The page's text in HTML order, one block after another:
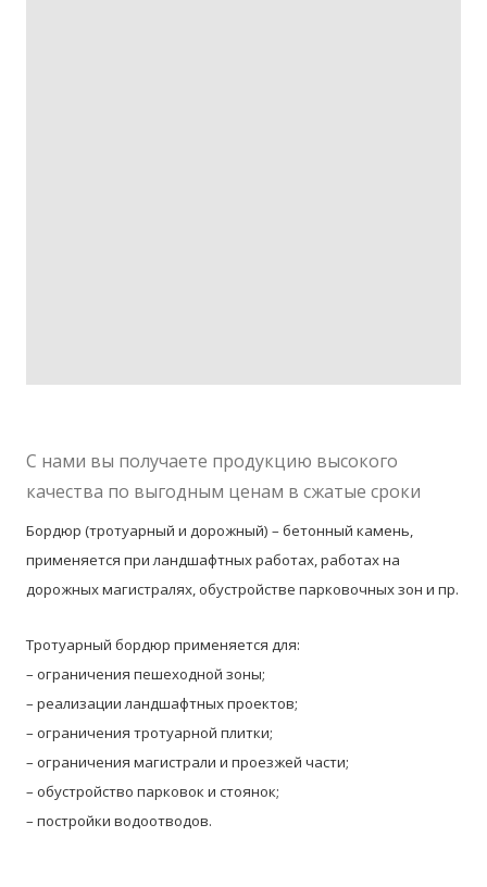
С нами вы получаете продукцию высокого
качества по выгодным ценам в сжатые сроки
Бордюр (тротуарный и дорожный) – бетонный камень,
применяется при ландшафтных работах, работах на
дорожных магистралях, обустройстве парковочных зон и пр.
Тротуарный бордюр применяется для:
– ограничения пешеходной зоны;
– реализации ландшафтных проектов;
– ограничения тротуарной плитки;
– ограничения магистрали и проезжей части;
– обустройство парковок и стоянок;
– постройки водоотводов.